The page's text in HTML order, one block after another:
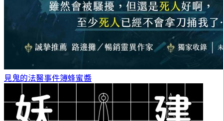
見鬼的法醫事件簿蜂蜜醬